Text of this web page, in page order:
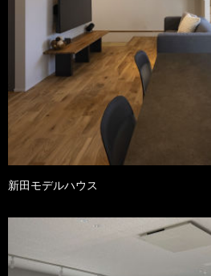
新田モデルハウス